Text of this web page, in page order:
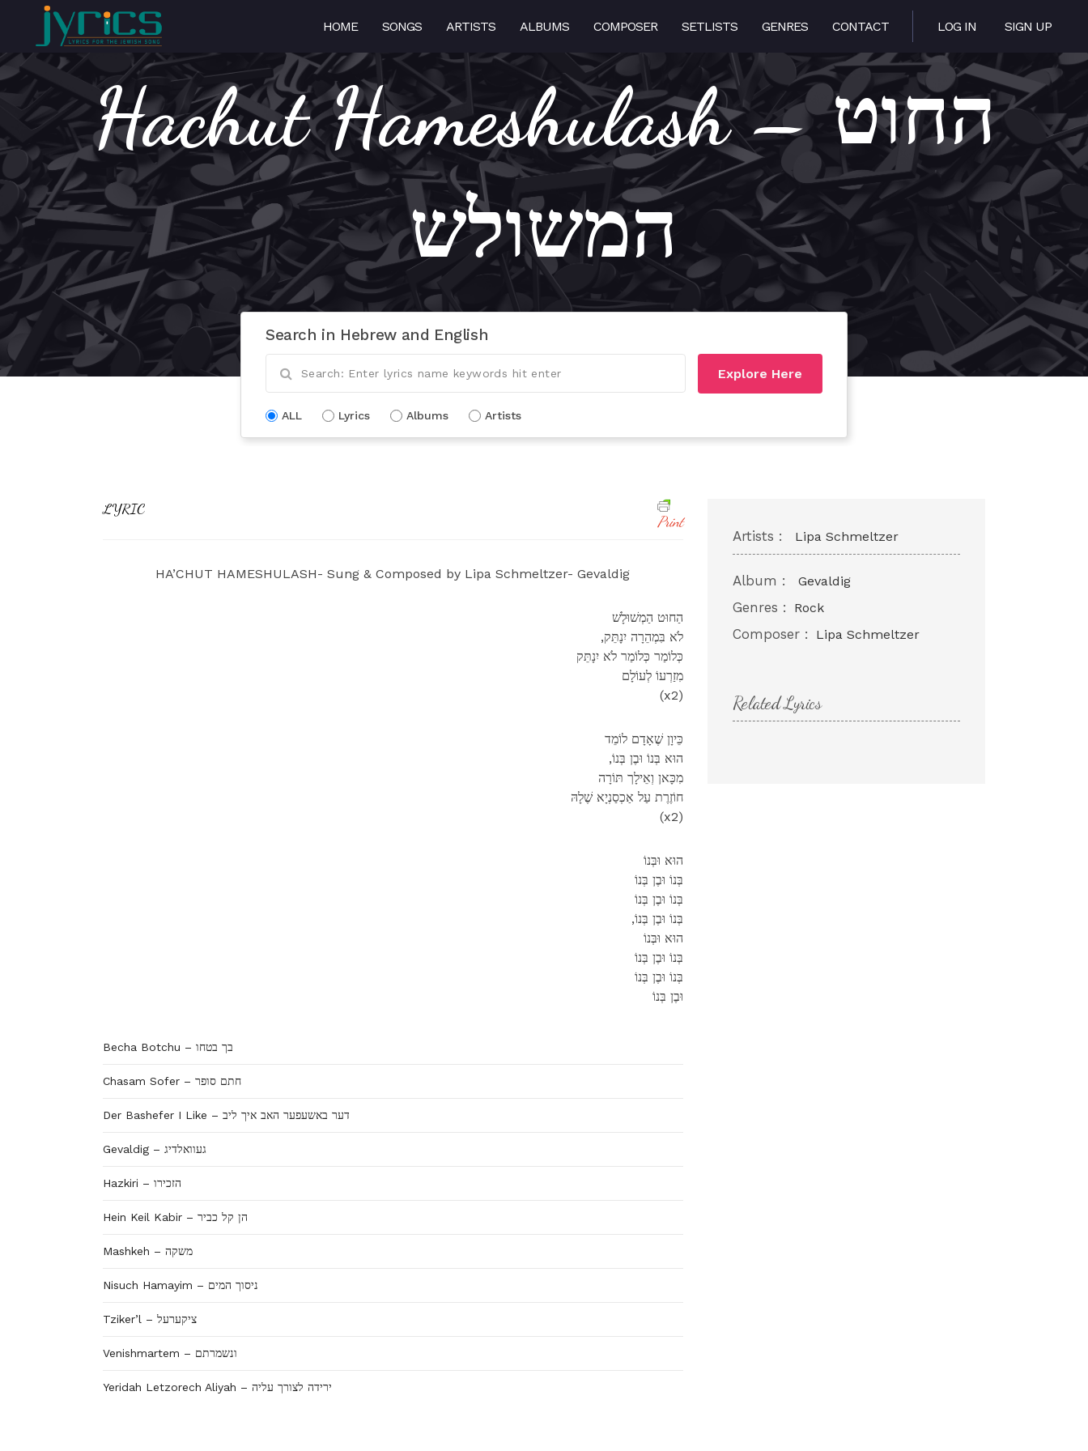
HOME SONGS ARTISTS ALBUMS COMPOSER SETLISTS GENRES CONTACT LOG IN SIGN UP
Hachut Hameshulash – החוט
המשולש
Search in Hebrew and English
Explore Here
ALL Lyrics Albums Artists
LYRIC
Print
HA’CHUT HAMESHULASH- Sung & Composed by Lipa Schmeltzer- Gevaldig
הַחוּט הַמְשׁוּלָשׁ
,לֹא בִּמְהֵרָה יִנָתֵּק
כְּלוֹמַר כְּלוֹמַר לֹא יִנָתֵּק
מִזַרְעוֹ לְעוֹלָם
(x2)
כֵּיוָן שֶׁאָדָם לוֹמֵד
,הוּא בְּנוֹ וּבֶן בְּנוֹ
מִכָּאן וְאֵילָך תּוֹרָה
חוֹזֶרֶת עַל אַכְסַנְיָא שֶׁלָהּ
(x2)
הוּא וּבְּנוֹ
בְּנוֹ וּבֶן בְּנוֹ
בְּנוֹ וּבֶן בְּנוֹ
,בְּנוֹ וּבֶן בְּנוֹ
הוּא וּבְּנוֹ
בְּנוֹ וּבֶן בְּנוֹ
בְּנוֹ וּבֶן בְּנוֹ
וּבֶן בְּנוֹ
Becha Botchu – בך בטחו
Chasam Sofer – חתם סופר
Der Bashefer I Like – דער באשעפער האב איך ליב
Gevaldig – געוואלדיג
Hazkiri – הזכירו
Hein Keil Kabir – הן קל כביר
Mashkeh – משקה
Nisuch Hamayim – ניסוך המים
Tziker’l – ציקערעל
Venishmartem – ונשמרתם
Yeridah Letzorech Aliyah – ירידה לצורך עליה
Artists : Lipa Schmeltzer
Album : Gevaldig
Genres : Rock
Composer : Lipa Schmeltzer
Related Lyrics